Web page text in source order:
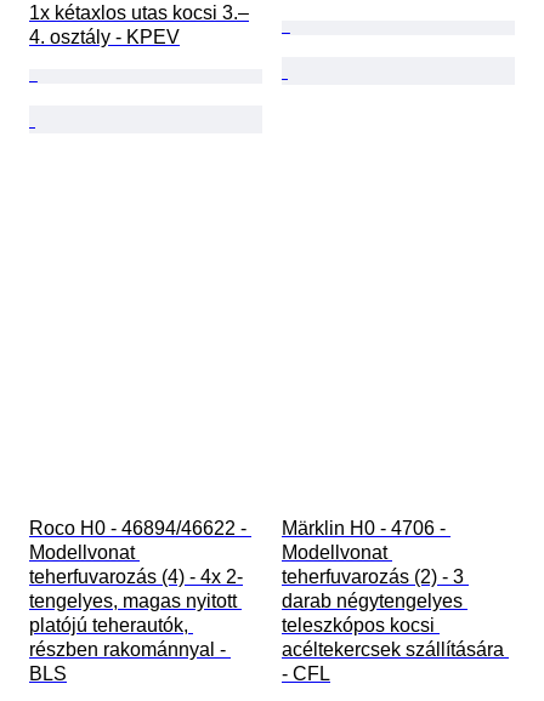
1x kétaxlos utas kocsi 3.–
4. osztály - KPEV
Roco H0 - 46894/46622 -
Modellvonat
teherfuvarozás (4) - 4x 2-
tengelyes, magas nyitott
platójú teherautók,
részben rakománnyal -
BLS
Märklin H0 - 4706 -
Modellvonat
teherfuvarozás (2) - 3
darab négytengelyes
teleszkópos kocsi
acéltekercsek szállítására
- CFL